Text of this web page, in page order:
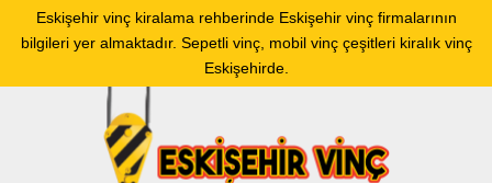
Eskişehir vinç kiralama rehberinde Eskişehir vinç firmalarının
bilgileri yer almaktadır. Sepetli vinç, mobil vinç çeşitleri kiralık vinç
Eskişehirde.